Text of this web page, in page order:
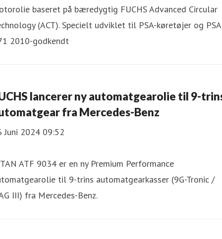
baseret på bæredygtig FUCHS Advanced Circular
(ACT). Specielt udviklet til PSA-køretøjer og PSA
2010-godkendt
lancerer ny automatgearolie til 9-
fra Mercedes-Benz
Juni 2024 09:52
ATF 9034 er en ny Premium Performance
til 9-trins automatgearkasser (9G-Tronic /
III) fra Mercedes-Benz.